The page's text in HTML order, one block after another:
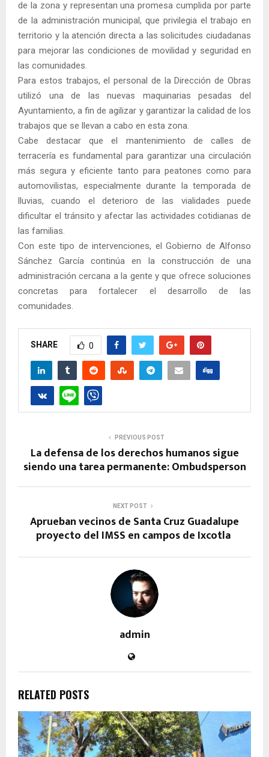
de la zona y representan una promesa cumplida por parte
de la administración municipal, que privilegia el trabajo en
territorio y la atención directa a las solicitudes ciudadanas
para mejorar las condiciones de movilidad y seguridad en
las comunidades.
Para estos trabajos, el personal de la Dirección de Obras
utilizó una de las nuevas maquinarias pesadas del
Ayuntamiento, a fin de agilizar y garantizar la calidad de los
trabajos que se llevan a cabo en esta zona.
Cabe destacar que el mantenimiento de calles de
terracería es fundamental para garantizar una circulación
más segura y eficiente tanto para peatones como para
automovilistas, especialmente durante la temporada de
lluvias, cuando el deterioro de las vialidades puede
dificultar el tránsito y afectar las actividades cotidianas de
las familias.
Con este tipo de intervenciones, el Gobierno de Alfonso
Sánchez García continúa en la construcción de una
administración cercana a la gente y que ofrece soluciones
concretas para fortalecer el desarrollo de las
comunidades.
SHARE 0
PREVIOUS POST
La defensa de los derechos humanos sigue
siendo una tarea permanente: Ombudsperson
NEXT POST
Aprueban vecinos de Santa Cruz Guadalupe
proyecto del IMSS en campos de Ixcotla
admin
RELATED POSTS